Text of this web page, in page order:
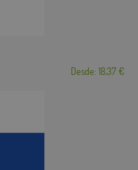
Desde: 18,37 €